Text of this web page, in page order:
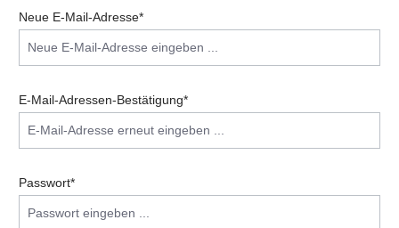
Neue E-Mail-Adresse*
E-Mail-Adressen-Bestätigung*
Passwort*